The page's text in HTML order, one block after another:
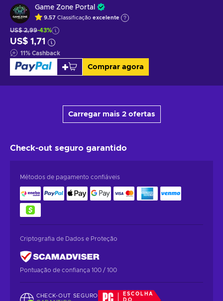
Game Zone Portal
9.57 Classificação excelente
US$ 2,99-43%
US$ 1,71
11% Cashback
Comprar agora
Carregar mais 2 ofertas
Check-out seguro garantido
Métodos de pagamento confiáveis
Criptografia de Dados e Proteção
Pontuação de confiança 100 / 100
CHECK-OUT SEGURO
ESCOLHA
DO